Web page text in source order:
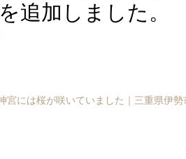
追加しました。
宮には桜が咲いていました｜三重県伊勢